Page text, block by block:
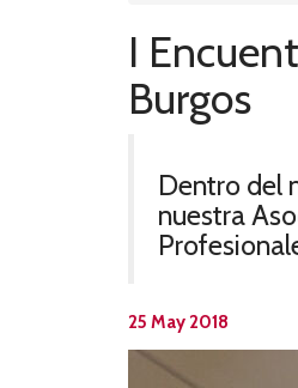
I
Burgos
Dentro del
nuestra
25 May 2018